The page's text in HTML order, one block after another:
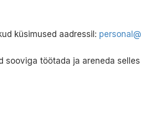
küsimused aadressil:
töötada ja areneda